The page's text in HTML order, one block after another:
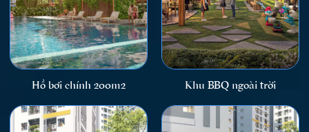
Hồ bơi chính 200m2 Khu BBQ ngoài trời